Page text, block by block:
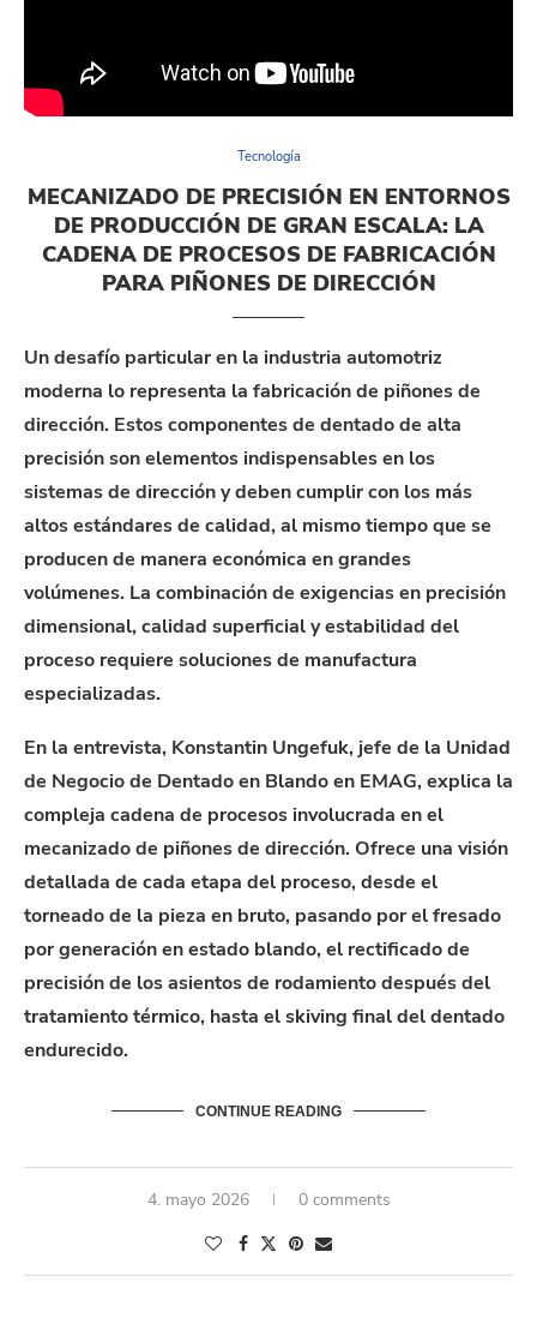
Tecnología
MECANIZADO DE PRECISIÓN EN ENTORNOS
DE PRODUCCIÓN DE GRAN ESCALA: LA
CADENA DE PROCESOS DE FABRICACIÓN
PARA PIÑONES DE DIRECCIÓN
Un desafío particular en la industria automotriz
moderna lo representa la fabricación de piñones de
dirección. Estos componentes de dentado de alta
precisión son elementos indispensables en los
sistemas de dirección y deben cumplir con los más
altos estándares de calidad, al mismo tiempo que se
producen de manera económica en grandes
volúmenes. La combinación de exigencias en precisión
dimensional, calidad superficial y estabilidad del
proceso requiere soluciones de manufactura
especializadas.
En la entrevista, Konstantin Ungefuk, jefe de la Unidad
de Negocio de Dentado en Blando en EMAG, explica la
compleja cadena de procesos involucrada en el
mecanizado de piñones de dirección. Ofrece una visión
detallada de cada etapa del proceso, desde el
torneado de la pieza en bruto, pasando por el fresado
por generación en estado blando, el rectificado de
precisión de los asientos de rodamiento después del
tratamiento térmico, hasta el skiving final del dentado
endurecido.
CONTINUE READING
4. mayo 2026 0 comments